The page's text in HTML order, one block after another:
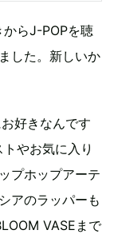
からJ-POPを聴
した。新しいか
好きなんです
やお気に入り
プホップアーテ
アのラッパーも
VASEまで